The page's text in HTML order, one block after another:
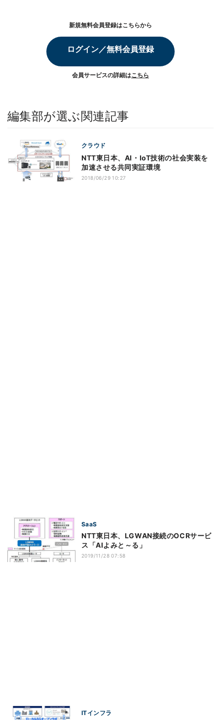
新規無料会員登録はこちらから
ログイン／無料会員登録
会員サービスの詳細はこちら
編集部が選ぶ関連記事
クラウド
NTT東日本、AI・IoT技術の社会実装を
加速させる共同実証環境
2018/06/29 10:27
SaaS
NTT東日本、LGWAN接続のOCRサービ
ス「AIよみと～る」
2019/11/28 07:58
ITインフラ